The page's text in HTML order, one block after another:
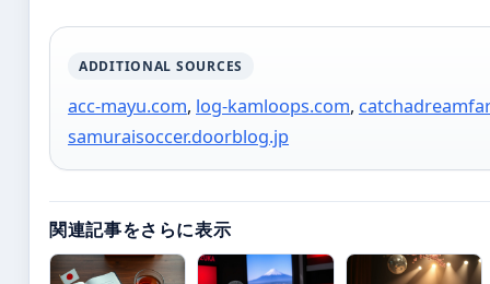
ADDITIONAL SOURCES
acc-mayu.com, log-kamloops.com,
samuraisoccer.doorblog.jp
関連記事をさらに表示